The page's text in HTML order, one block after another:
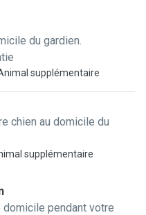
and loved in a home-
peace of mind for pet
of my friendly golden
after various breeds
and through trusted
and capable hands.
vaccinated pets and
behaviors before
du gardien.
supplémentaire
chien au domicile du
supplémentaire
pendant votre